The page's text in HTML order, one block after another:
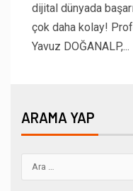
dijital dünyada
çok daha kolay!
Yavuz DOĞANALP,...
ARAMA YAP